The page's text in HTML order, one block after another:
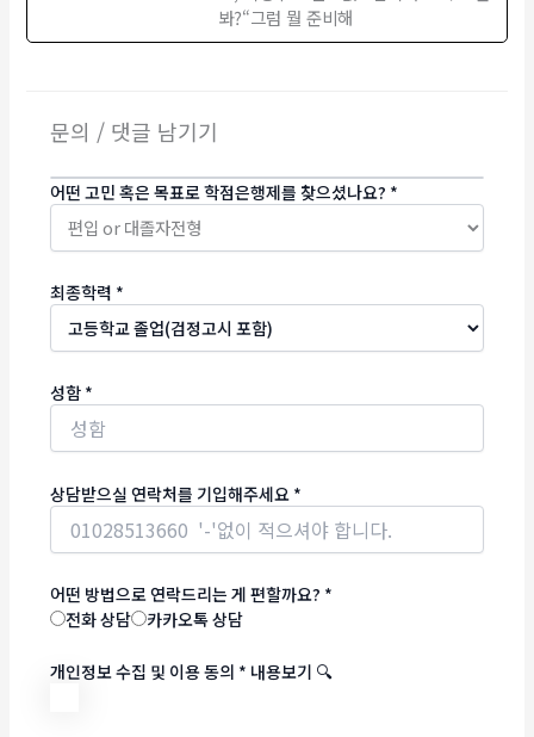
봐?“그럼 뭘 준비해
문의 / 댓글 남기기
어떤 고민 혹은 목표로 학점은행제를 찾으셨나요? *
최종학력 *
성함 *
상담받으실 연락처를 기입해주세요 *
어떤 방법으로 연락드리는 게 편할까요? *
전화 상담
카카오톡 상담
개인정보 수집 및 이용 동의 * 내용보기 🔍